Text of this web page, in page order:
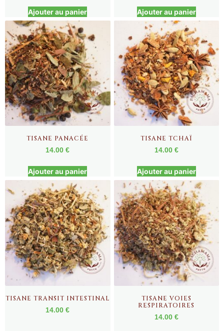
Ajouter au panier Ajouter au panier
TISANE PANACÉE
14.00€
Ajouter au panier
TISANE TCHAÏ
14.00 €
Ajouter au panier
TISANE TRANSIT INTESTINAL
14.00€
TISANE VOIES
RESPIRATOIRES
14.00 €